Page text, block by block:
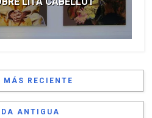
MÁS RECIENTE
ANTIGUA